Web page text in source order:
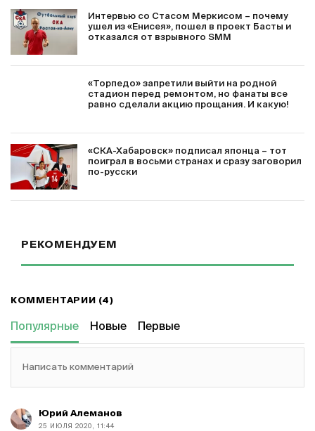
Интервью со Стасом Меркисом – почему
ушел из «Енисея», пошел в проект Басты и
отказался от взрывного SMM
«Торпедо» запретили выйти на родной
стадион перед ремонтом, но фанаты все
равно сделали акцию прощания. И какую!
«СКА-Хабаровск» подписал японца – тот
поиграл в восьми странах и сразу заговорил
по-русски
РЕКОМЕНДУЕМ
КОММЕНТАРИИ (4)
Популярные Новые Первые
Написать комментарий
Юрий Алеманов
25 ИЮЛЯ 2020, 11:44